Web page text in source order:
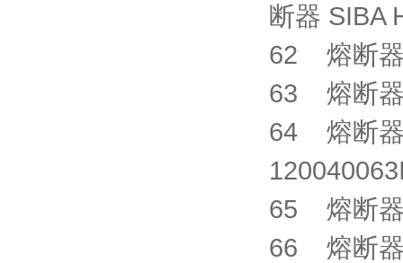
断器
62 熔断器
63 熔断
64 熔断器
65 熔断器
66 熔断